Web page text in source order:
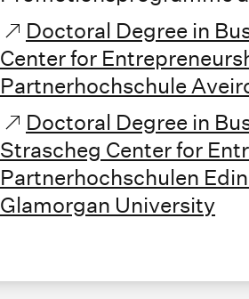
Doctoral Degree in
Center for
Partnerhochschule
Doctoral Degree in
Strascheg Center for
Partnerhochschulen
Glamorgan University